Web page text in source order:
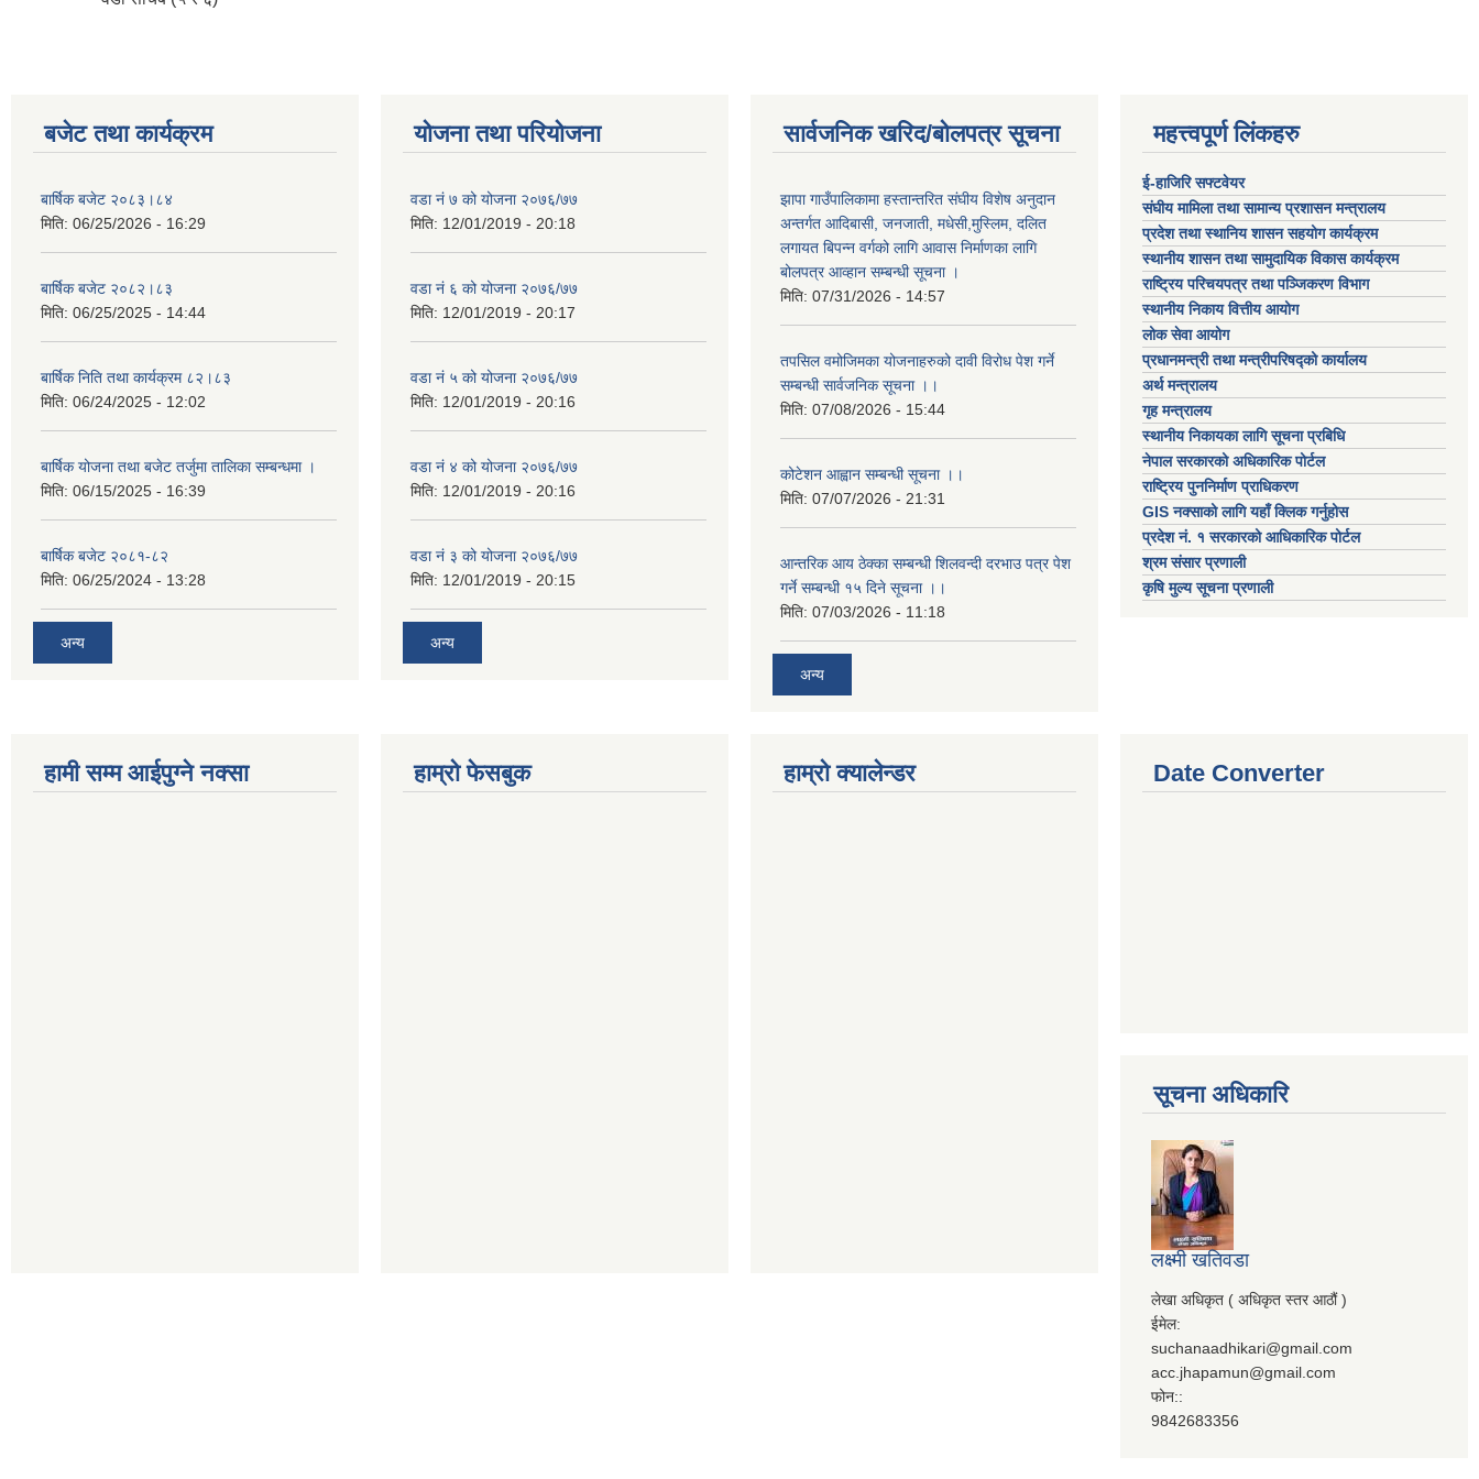
बजेट तथा कार्यक्रम
बार्षिक बजेट २०८३।८४
मिति: 06/25/2026 - 16:29
बार्षिक बजेट २०८२।८३
मिति: 06/25/2025 - 14:44
बार्षिक निति तथा कार्यक्रम ८२।८३
मिति: 06/24/2025 - 12:02
बार्षिक योजना तथा बजेट तर्जुमा तालिका सम्बन्धमा ।
मिति: 06/15/2025 - 16:39
बार्षिक बजेट २०८१-८२
मिति: 06/25/2024 - 13:28
अन्य
योजना तथा परियोजना
वडा नं ७ को योजना २०७६/७७
मिति: 12/01/2019 - 20:18
वडा नं ६ को योजना २०७६/७७
मिति: 12/01/2019 - 20:17
वडा नं ५ को योजना २०७६/७७
मिति: 12/01/2019 - 20:16
वडा नं ४ को योजना २०७६/७७
मिति: 12/01/2019 - 20:16
वडा नं ३ को योजना २०७६/७७
मिति: 12/01/2019 - 20:15
अन्य
सार्वजनिक खरिद/बोलपत्र सूचना
झापा गाउँपालिकामा हस्तान्तरित संघीय विशेष अनुदान
अन्तर्गत आदिबासी, जनजाती, मधेसी,मुस्लिम, दलित
लगायत बिपन्न वर्गको लागि आवास निर्माणका लागि
बोलपत्र आव्हान सम्बन्धी सूचना ।
मिति: 07/31/2026 - 14:57
तपसिल वमोजिमका योजनाहरुको दावी विरोध पेश गर्ने
सम्बन्धी सार्वजनिक सूचना ।।
मिति: 07/08/2026 - 15:44
कोटेशन आह्वान सम्बन्धी सूचना ।।
मिति: 07/07/2026 - 21:31
आन्तरिक आय ठेक्का सम्बन्धी शिलवन्दी दरभाउ पत्र पेश
गर्ने सम्बन्धी १५ दिने सूचना ।।
मिति: 07/03/2026 - 11:18
अन्य
महत्त्वपूर्ण लिंकहरु
ई-हाजिरि सफ्टवेयर
संघीय मामिला तथा सामान्य प्रशासन मन्त्रालय
प्रदेश तथा स्थानिय शासन सहयोग कार्यक्रम
स्थानीय शासन तथा सामुदायिक विकास कार्यक्रम
राष्ट्रिय परिचयपत्र तथा पञ्जिकरण विभाग
स्थानीय निकाय वित्तीय आयोग
लोक सेवा आयोग
प्रधानमन्त्री तथा मन्त्रीपरिषद्को कार्यालय
अर्थ मन्त्रालय
गृह मन्त्रालय
स्थानीय निकायका लागि सूचना प्रबिधि
नेपाल सरकारको अधिकारिक पोर्टल
राष्ट्रिय पुननिर्माण प्राधिकरण
GIS नक्साको लागि यहाँ क्लिक गर्नुहोस
प्रदेश नं. १ सरकारको आधिकारिक पोर्टल
श्रम संसार प्रणाली
कृषि मुल्य सूचना प्रणाली
हामी सम्म आईपुग्ने नक्सा हाम्रो फेसबुक हाम्रो क्यालेन्डर Date Converter
सूचना अधिकारि
लक्ष्मी खतिवडा
लेखा अधिकृत ( अधिकृत स्तर आठौं )
ईमेल:
suchanaadhikari@gmail.com
acc.jhapamun@gmail.com
फोन::
9842683356